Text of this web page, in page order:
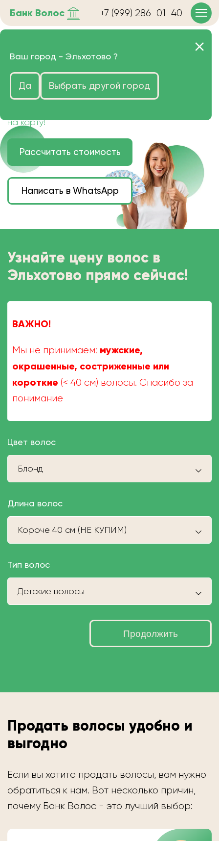
Банк Волос +7 (999) 286-01-40
Продать волосы в
Эльхотово очень дорого
Цена зависит от длины, цвета и структуры
на карту!
Рассчитать стоимость
Написать в WhatsApp
Узнайте цену волос в
Эльхотово прямо сейчас!
ВАЖНО!
Мы не принимаем: мужские,
окрашенные, состриженные или
короткие (< 40 см) волосы. Спасибо за
понимание
Цвет волос
Блонд
Длина волос
Короче 40 см (НЕ КУПИМ)
Тип волос
Детские волосы
Продолжить
Продать волосы удобно и
выгодно
Если вы хотите продать волосы, вам нужно
обратиться к нам. Вот несколько причин,
почему Банк Волос - это лучший выбор:
Ваш город - Эльхотово ?
Да Выбрать другой город